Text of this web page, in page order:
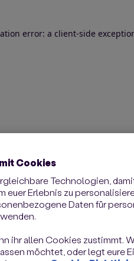
error: a client-side
Cookies
Technologien,
euer Erlebnis zu
Daten für
ihr allen Cookies zustimmt.
möchtet, oder legt eure